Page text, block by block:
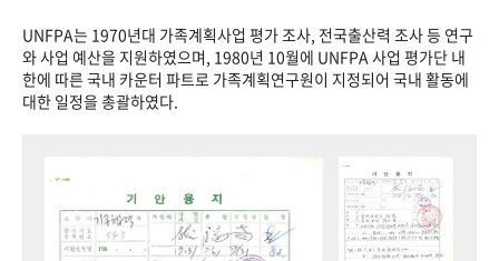
UNFPA는 1970년대 가족계획사업 평가 조사, 전국출산력 조사 등 연구
와 사업 예산을 지원하였으며, 1980년 10월에 UNFPA 사업 평가단 내
한에 따른 국내 카운터 파트로 가족계획연구원이 지정되어 국내 활동에
대한 일정을 총괄하였다.